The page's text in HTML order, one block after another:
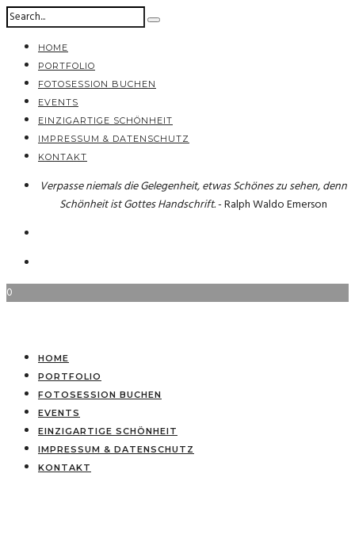
HOME
PORTFOLIO
FOTOSESSION BUCHEN
EVENTS
EINZIGARTIGE SCHÖNHEIT
IMPRESSUM & DATENSCHUTZ
KONTAKT
Verpasse niemals die Gelegenheit, etwas Schönes zu sehen, denn
Schönheit ist Gottes Handschrift.- Ralph Waldo Emerson
0
HOME
PORTFOLIO
FOTOSESSION BUCHEN
EVENTS
EINZIGARTIGE SCHÖNHEIT
IMPRESSUM & DATENSCHUTZ
KONTAKT